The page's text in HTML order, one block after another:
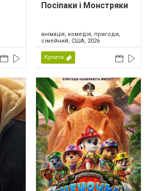
Посіпаки і Монстряки
анімація, комедія, пригоди,
сімейний, США, 2026
Купити